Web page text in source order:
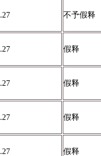
不予假释
假释
假释
假释
假释